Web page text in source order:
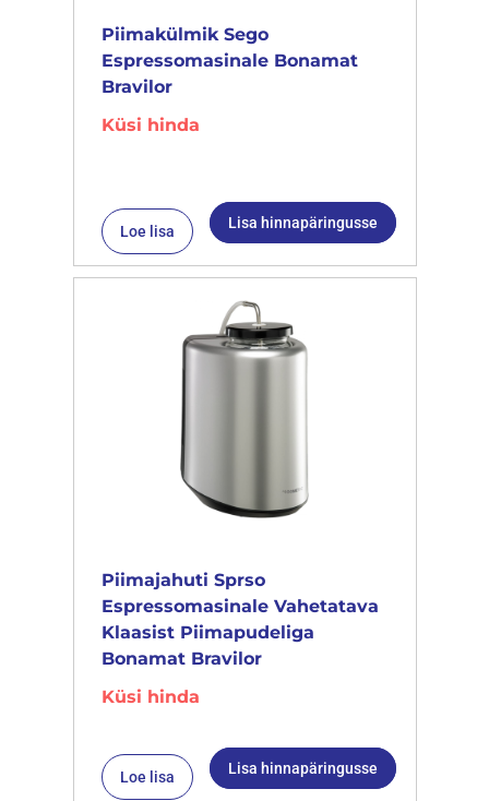
Piimakülmik Sego
Espressomasinale Bonamat
Bravilor
Küsi hinda
Loe lisa Lisa hinnapäringusse
Piimajahuti Sprso
Espressomasinale Vahetatava
Klaasist Piimapudeliga
Bonamat Bravilor
Küsi hinda
Loe lisa Lisa hinnapäringusse